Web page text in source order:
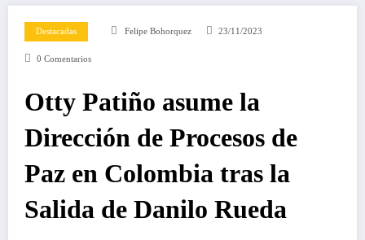
Destacadas Felipe Bohorquez 23/11/2023
0 Comentarios
Otty Patiño asume la
Dirección de Procesos de
Paz en Colombia tras la
Salida de Danilo Rueda